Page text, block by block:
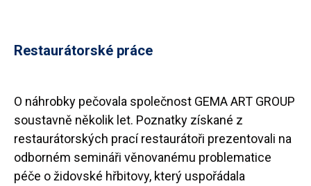
Restaurátorské práce
O náhrobky pečovala společnost GEMA ART GROUP
soustavně několik let. Poznatky získané z
restaurátorských prací restaurátoři prezentovali na
odborném semináři věnovanému problematice
péče o židovské hřbitovy, který uspořádala